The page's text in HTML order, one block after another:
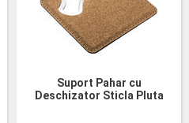
Suport Pahar cu
Deschizator Sticla Pluta